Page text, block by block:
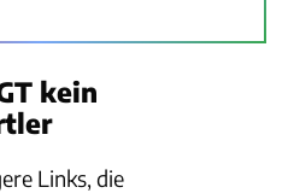
kein
Links, die